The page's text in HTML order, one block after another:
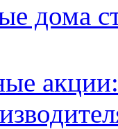
дома